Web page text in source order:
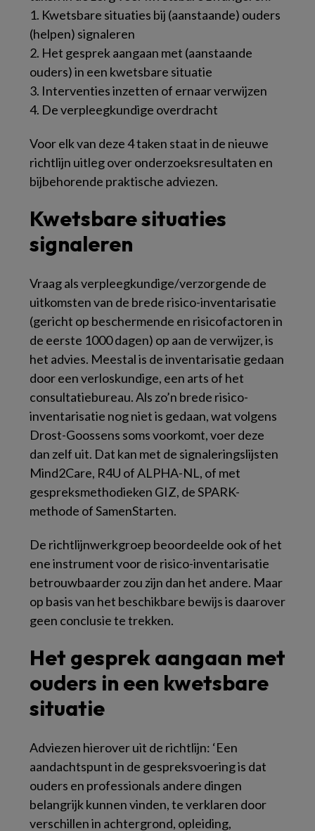
1. Kwetsbare situaties bij (aanstaande) ouders
(helpen) signaleren
2. Het gesprek aangaan met (aanstaande
ouders) in een kwetsbare situatie
3. Interventies inzetten of ernaar verwijzen
4. De verpleegkundige overdracht
Voor elk van deze 4 taken staat in de nieuwe
richtlijn uitleg over onderzoeksresultaten en
bijbehorende praktische adviezen.
Kwetsbare situaties
signaleren
Vraag als verpleegkundige/verzorgende de
uitkomsten van de brede risico-inventarisatie
(gericht op beschermende en risicofactoren in
de eerste 1000 dagen) op aan de verwijzer, is
het advies. Meestal is de inventarisatie gedaan
door een verloskundige, een arts of het
consultatiebureau. Als zo’n brede risico-
inventarisatie nog niet is gedaan, wat volgens
Drost-Goossens soms voorkomt, voer deze
dan zelf uit. Dat kan met de signaleringslijsten
Mind2Care, R4U of ALPHA-NL, of met
gespreksmethodieken GIZ, de SPARK-
methode of SamenStarten.
De richtlijnwerkgroep beoordeelde ook of het
ene instrument voor de risico-inventarisatie
betrouwbaarder zou zijn dan het andere. Maar
op basis van het beschikbare bewijs is daarover
geen conclusie te trekken.
Het gesprek aangaan met
ouders in een kwetsbare
situatie
Adviezen hierover uit de richtlijn: ‘Een
aandachtspunt in de gespreksvoering is dat
ouders en professionals andere dingen
belangrijk kunnen vinden, te verklaren door
verschillen in achtergrond, opleiding,